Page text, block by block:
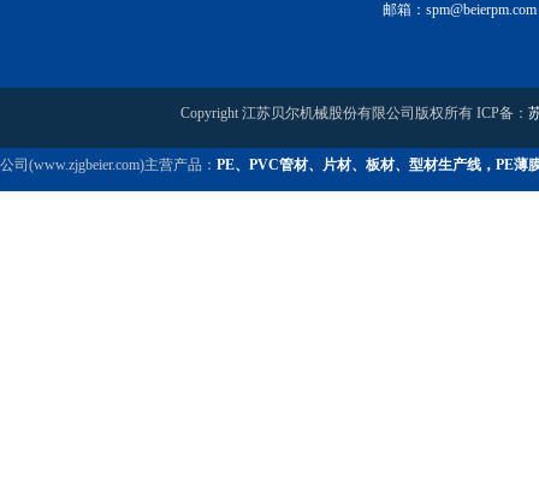
邮箱：spm@beierpm.com
Copyright 江苏贝尔机械股份有限公司版权所有 ICP备：
公司(www.zjgbeier.com)主营产品： PE、PVC管材、片材、板材、型材生产线，PE薄